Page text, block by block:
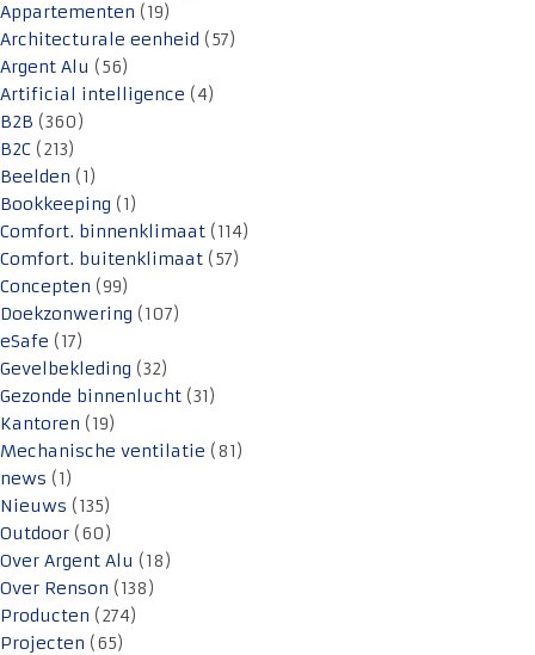
Appartementen (19)
Architecturale eenheid (57)
Argent Alu (56)
Artificial intelligence (4)
B2B (360)
B2C (213)
Beelden (1)
Bookkeeping (1)
Comfort. binnenklimaat (114)
Comfort. buitenklimaat (57)
Concepten (99)
Doekzonwering (107)
eSafe (17)
Gevelbekleding (32)
Gezonde binnenlucht (31)
Kantoren (19)
Mechanische ventilatie (81)
news (1)
Nieuws (135)
Outdoor (60)
Over Argent Alu (18)
Over Renson (138)
Producten (274)
Projecten (65)